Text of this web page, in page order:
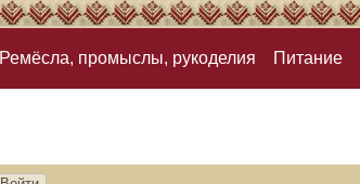
Ремёсла, промыслы, рукоделия Питание